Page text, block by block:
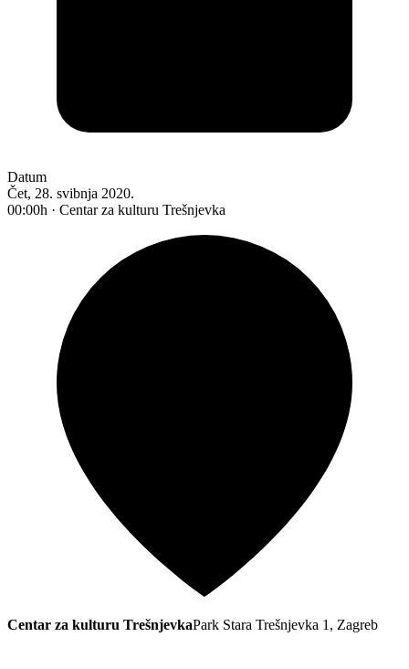
Datum
Čet, 28. svibnja 2020.
00:00h · Centar za kulturu Trešnjevka
Centar za kulturu TrešnjevkaPark Stara Trešnjevka 1, Zagreb